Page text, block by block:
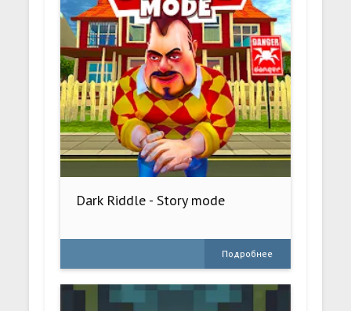
Dark Riddle - Story mode
Подробнее